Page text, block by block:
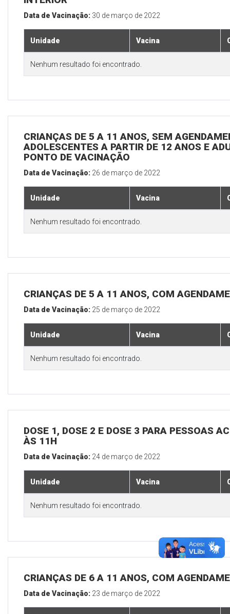
Data de Vacinação: 30 de março de 2022
Unidade Vacina
Nenhum resultado foi encontrado.
CRIANÇAS DE 5 A 11 ANOS, SEM
ADOLESCENTES A PARTIR DE 12 ANOS E
PONTO DE VACINAÇÃO
Data de Vacinação: 26 de março de 2022
Unidade Vacina
Nenhum resultado foi encontrado.
CRIANÇAS DE 5 A 11 ANOS, COM
Data de Vacinação: 25 de março de 2022
Unidade Vacina
Nenhum resultado foi encontrado.
DOSE 1, DOSE 2 E DOSE 3 PARA PESSOAS
ÀS 11H
Data de Vacinação: 24 de março de 2022
Unidade Vacina
Nenhum resultado foi encontrado.
CRIANÇAS DE 6 A 11 ANOS, COM
Data de Vacinação: 23 de março de 2022